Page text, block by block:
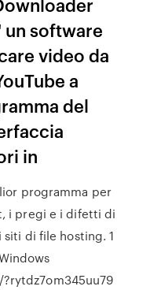
un software
video da
a
del
in
programma per
i pregi e i difetti di
siti di file hosting. 1